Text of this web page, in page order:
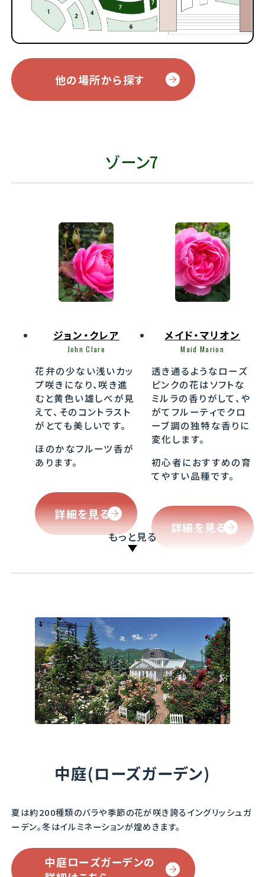
他の場所から探す
ゾーン7
ジョン・クレア
John Clare
花弁の少ない浅いカッ
プ咲きになり、咲き進
むと黄色い雄しべが見
えて、そのコントラスト
がとても美しいです。
ほのかなフルーツ香が
あります。
詳細を見る
メイド・マリオン
Maid Marion
透き通るようなローズ
ピンクの花はソフトな
ミルラの香りがして、や
がてフルーティでクロ
ーブ調の独特な香りに
変化します。
初心者におすすめの育
てやすい品種です。
詳細を見る
ガートルード・ジェキ
ル
Gertrude Jekyll
ーチに誘引されていま
トゲは多いですが、よく
伸び、香りもよく、濃い
ピンクは遠くからでも
目立ちます。
他のバラより一足先に
ノーブル・アントニー
Noble Antony
素敵な色のマゼンタ・
なんだかノスタルジッ
クな雰囲気を醸し出し
コンパクトなので鉢栽
培にも向いています。
濃厚なオールドローズ
の香りがあります。
もっと見る
中庭(ローズガーデン)
夏は約200種類のバラや季節の花が咲き誇るイングリッシュガ
ーデン。冬はイルミネーションが煌めきます。
中庭ローズガーデンの